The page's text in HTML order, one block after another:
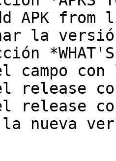
APK
la
*WHAT'S
campo
release
release
nueva